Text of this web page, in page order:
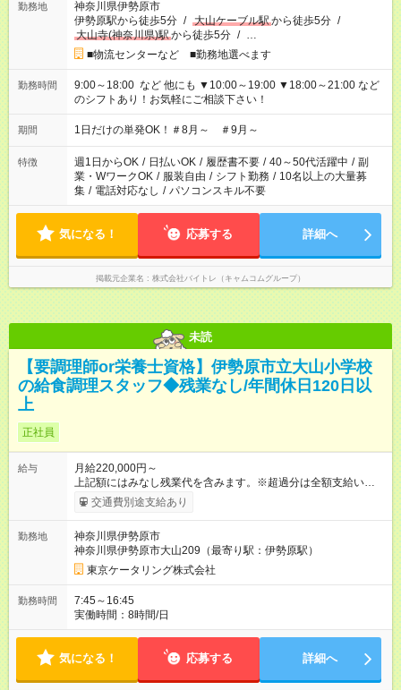
勤務地
神奈川県伊勢原市
伊勢原駅から徒歩5分 / 大山ケーブル駅から徒歩5分 /
大山寺(神奈川県)駅から徒歩5分 / …
■物流センターなど ■勤務地選べます
勤務時間
9:00～18:00 など 他にも ▼10:00～19:00 ▼18:00～21:00 など
のシフトあり！お気軽にご相談下さい！
期間 1日だけの単発OK！＃8月～ ＃9月～
特徴 週1日からOK / 日払いOK / 履歴書不要 / 40～50代活躍中 / 副
業・WワークOK / 服装自由 / シフト勤務 / 10名以上の大量募
集 / 電話対応なし / パソコンスキル不要
気になる！ 応募する 詳細へ
掲載元企業名 株式会社バイトレ（キャムコムグループ）
未読
【要調理師or栄養士資格】伊勢原市立大山小学校
の給食調理スタッフ◆残業なし/年間休日120日以
上
正社員
給与
月給220,000円～
上記額にはみなし残業代を含みます。※超過分は全額支給いたし
ます。 みなし残業代 5,000円 以上／月 みなし残業時間 3時間／
月 ※経験・能力を考慮して決めます。 賞与年２回（会社規定に
長さ：3ヶ月 雇用形態、給与は本採用時と同じです。
交通費別途支給あり
勤務地
神奈川県伊勢原市
神奈川県伊勢原市大山209（最寄り駅：伊勢原駅）
東京ケータリング株式会社
勤務時間
7:45～16:45
実働時間：8時間/日
気になる！ 応募する 詳細へ